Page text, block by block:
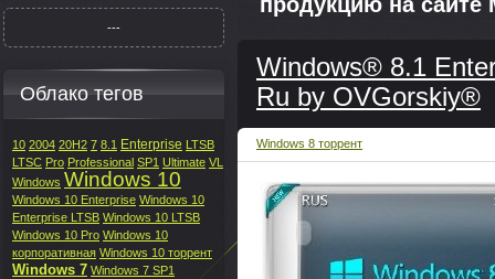
Windows® 8.1
Ru by OVGorskiy®
Windows 8 торрент
---
Облако тегов
10 2004 20H2 7 8.1 Enterprise LTSB
LTSC Pro Professional SP1 Ultimate VL
Windows Windows 10
Windows 10 Enterprise Windows 10
Enterprise LTSB Windows 10 LTSB
Windows 10 Pro Windows 10
корпоративная Windows 10 торрент
Windows 7 Windows 7 SP1